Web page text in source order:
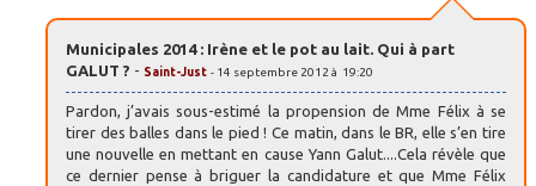
Municipales 2014 : Irène et le pot au lait. Qui à part
GALUT ? - Saint-Just - 14 septembre 2012 à 19:20
Pardon, j’avais sous-estimé la propension de Mme Félix à se
tirer des balles dans le pied ! Ce matin, dans le BR, elle s’en tire
une nouvelle en mettant en cause Yann Galut....Cela révèle que
ce dernier pense à briguer la candidature et que Mme Félix